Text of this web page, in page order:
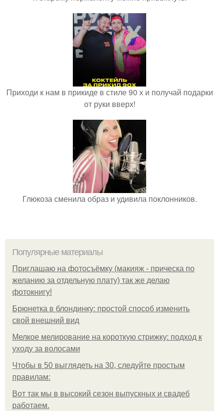
Приходи к нам в прикиде в стиле 90 х и получай подарки
от руки вверх!
Глюкоза сменила образ и удивила поклонников.
Популярные материалы
Приглашаю на фотосъёмку (макияж - прическа по
желанию за отдельную плату) так же делаю
фотокнигу!
Брюнетка в блондинку: простой способ изменить
свой внешний вид
Мелкое мелирование на короткую стрижку: подход к
уходу за волосами
Чтобы в 50 выглядеть на 30, следуйте простым
правилам:
Вот так мы в высокий сезон выпускных и свадеб
работаем.